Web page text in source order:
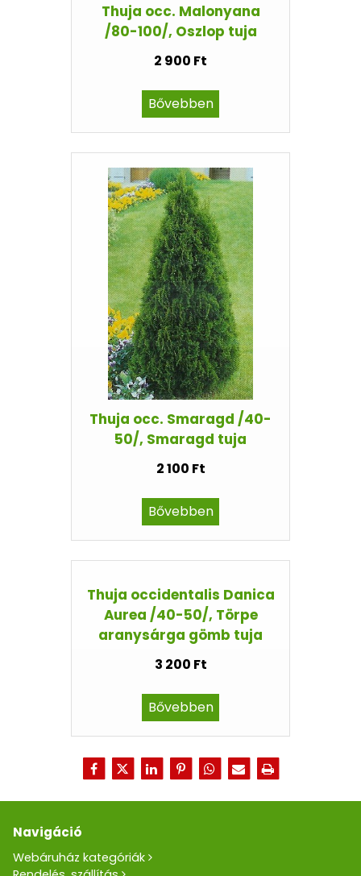
Thuja occ. Malonyana
/80-100/, Oszlop tuja
2 900 Ft
Bővebben
Thuja occ. Smaragd /40-
50/, Smaragd tuja
2 100 Ft
Bővebben
Thuja occidentalis Danica
Aurea /40-50/, Törpe
aranysárga gömb tuja
3 200 Ft
Bővebben
Navigáció
Webáruház kategóriák